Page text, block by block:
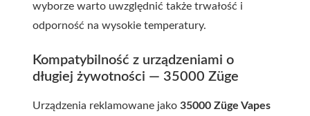
wyborze warto uwzględnić także trwałość i
odporność na wysokie temperatury.
Kompatybilność z urządzeniami o
długiej żywotności — 35000 Züge
Urządzenia reklamowane jako 35000 Züge Vapes